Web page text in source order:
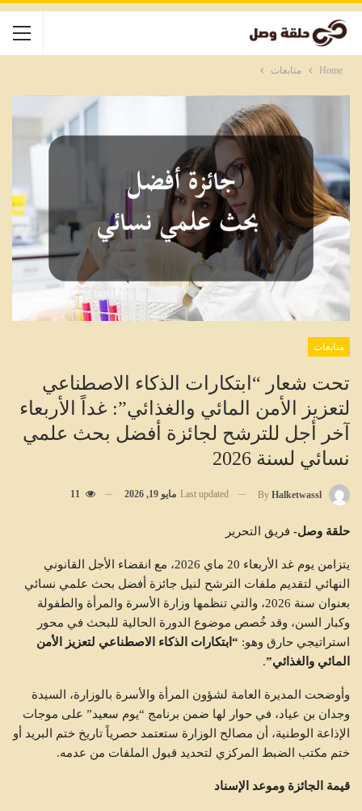
Home متابعات
متابعات
تحت شعار “ابتكارات الذكاء الاصطناعي
لتعزيز الأمن المائي والغذائي”: غداً الأربعاء
آخر أجل للترشح لجائزة أفضل بحث علمي
نسائي لسنة 2026
By Halketwassl
Last updated مايو 19, 2026 11
حلقة وصل- فريق التحرير
يتزامن يوم غد الأربعاء 20 ماي 2026، مع انقضاء الأجل القانوني
النهائي لتقديم ملفات الترشح لنيل جائزة أفضل بحث علمي نسائي
بعنوان سنة 2026، والتي تنظمها وزارة الأسرة والمرأة والطفولة
وكبار السن، وقد خُصص موضوع الدورة الحالية للبحث في محور
استراتيجي حارق وهو: “ابتكارات الذكاء الاصطناعي لتعزيز الأمن
المائي والغذائي”.
وأوضحت المديرة العامة لشؤون المرأة والأسرة بالوزارة، السيدة
وجدان بن عياد، في حوار لها ضمن برنامج “يوم سعيد” على موجات
الإذاعة الوطنية، أن مصالح الوزارة ستعتمد حصرياً تاريخ ختم البريد أو
ختم مكتب الضبط المركزي لتحديد قبول الملفات من عدمه.
قيمة الجائزة وموعد الإسناد